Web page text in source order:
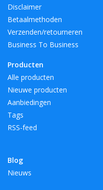
Disclaimer
Betaalmethoden
Verzenden/retourneren
Business To Business
Producten
Alle producten
Nieuwe producten
Aanbiedingen
Tags
RSS-feed
Blog
Nieuws